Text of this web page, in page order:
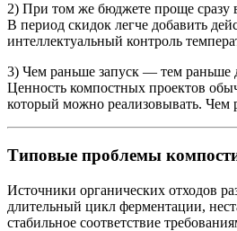
2) При том же бюджете проще сразу
В период скидок легче добавить
интеллектуальный контроль
3) Чем раньше запуск — тем раньше
Ценность компостных проектов
который можно реализовывать. Чем
Типовые проблемы
Источники органических отходов
длительный цикл ферментации,
стабильное соответствие